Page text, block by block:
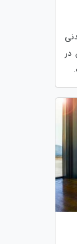
در